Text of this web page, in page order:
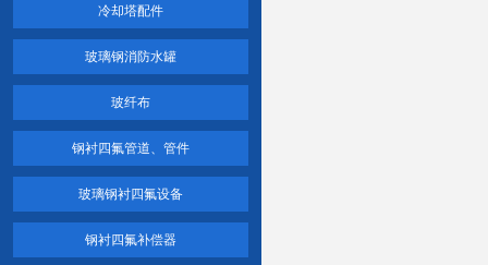
冷却塔配件
玻璃钢消防水罐
玻纤布
钢衬四氟管道、管件
玻璃钢衬四氟设备
钢衬四氟补偿器